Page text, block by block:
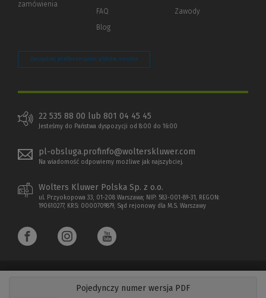
Pojedynczy numer wersja PDF
zamówienia
FAQ
Blog
Zawody
Zarządzaj preferencjami plików cookie
22 535 88 00 lub 801 04 45 45
Jesteśmy do Państwa dyspozycji od 8:00 do 16:00
pl-obsluga.profinfo@wolterskluwer.com
Na wiadomość odpowiemy możliwe jak najszybciej.
Wolters Kluwer Polska Sp. z o.o.
ul. Przyokopowa 33, 01-208 Warszawa; NIP: 583-001-89-31, REGON:
190610277, KRS: 0000709879, Sąd rejonowy dla M.S. Warszawy